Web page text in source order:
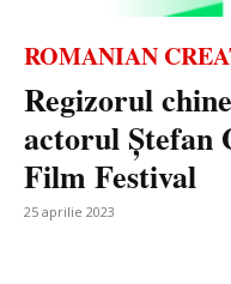
ROMANIAN
Regizorul
actorul Ștefan
Film Festival
25 aprilie 2023